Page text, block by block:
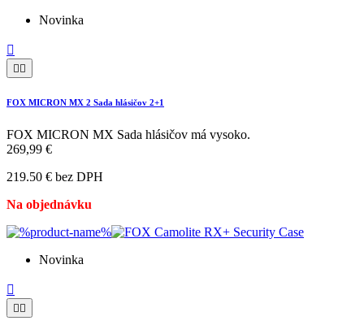
Novinka


FOX MICRON MX 2 Sada hlásičov 2+1
FOX MICRON MX Sada hlásičov má vysoko.
269,99 €
219.50 € bez DPH
Na objednávku
Novinka

 